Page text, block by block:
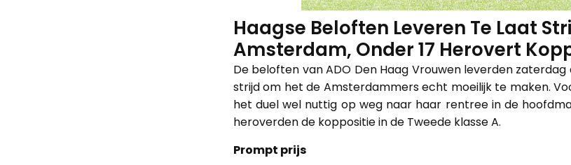
Haagse Beloften Leveren Te Laat
Amsterdam, Onder 17 Herovert
De beloften van ADO Den Haag Vrouwen leverden
strijd om het de Amsterdammers echt moeilijk te maken.
het duel wel nuttig op weg naar haar rentree in de
heroverden de koppositie in de Tweede klasse A.
Prompt prijs